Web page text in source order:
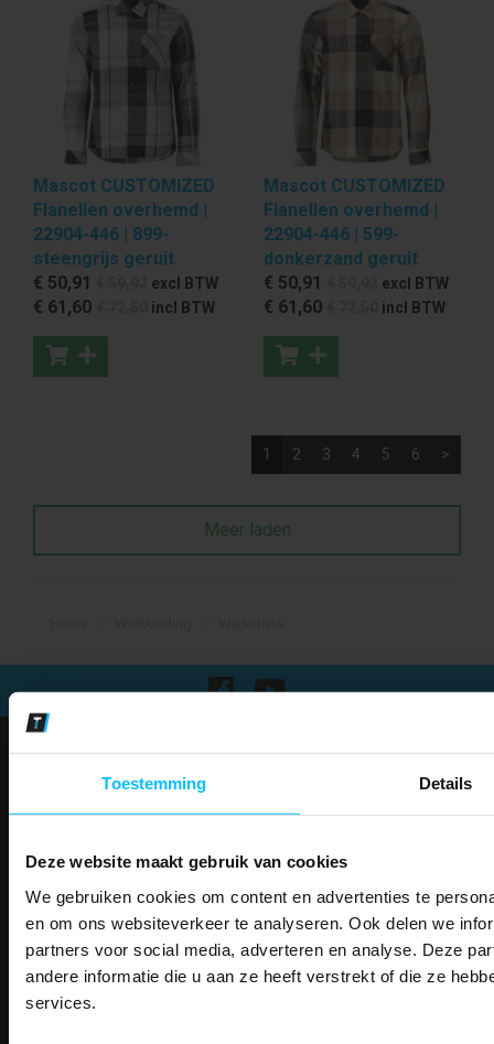
Toestemming Details
Deze website maakt gebruik van cookies
We gebruiken cookies om content en advertenties te
en om ons websiteverkeer te analyseren. Ook delen we
partners voor social media, adverteren en analyse. Deze
andere informatie die u aan ze heeft verstrekt of die ze
services.
Mascot CUSTOMIZED
Flanellen overhemd |
22904-446 | 899-
steengrijs geruit
€ 50,91 excl BTW
€ 61 ,60 incl BTW
Mascot CUSTOMIZED
Flanellen overhemd |
22904-446 | 599-
donkerzand geruit
€ 50,91 excl BTW
€ 61 ,60 incl BTW
1 2 3 4 5 6 >
Meer laden
Over Mascotshop
Klantenservice
Algemene voorwaarden
Ruilen en retourneren
Privacy
Verzenden
Garantie
Disclaimer
Maattabel
ONTVANG
KORTING OP
PAK